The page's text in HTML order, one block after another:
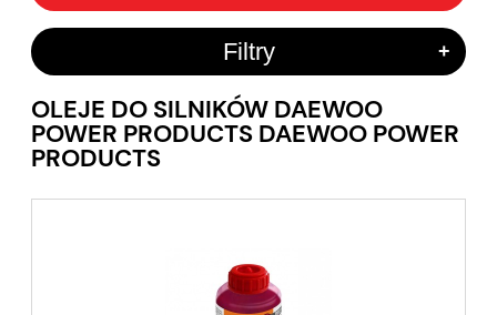
Filtry +
OLEJE DO SILNIKÓW DAEWOO
POWER PRODUCTS DAEWOO POWER
PRODUCTS